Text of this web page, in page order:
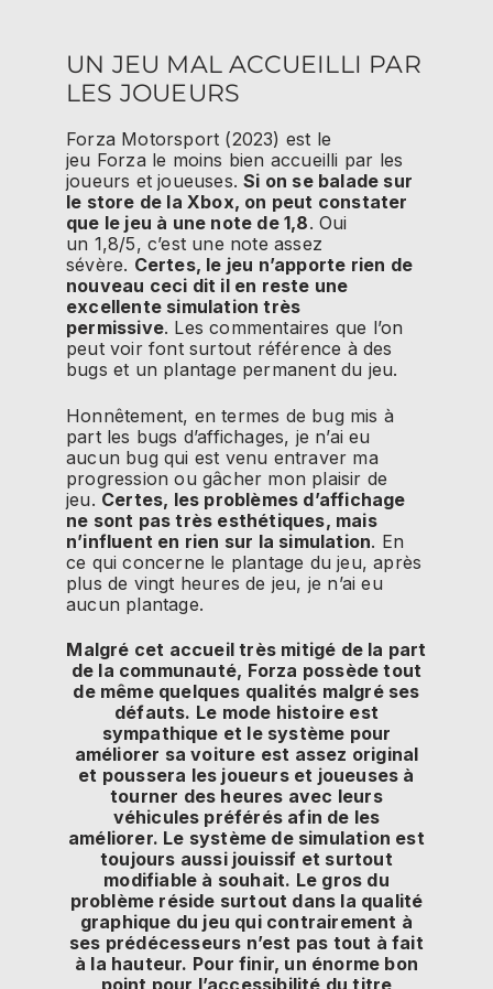
UN JEU MAL ACCUEILLI PAR
LES JOUEURS
Forza Motorsport (2023) est le
jeu Forza le moins bien accueilli par les
joueurs et joueuses. Si on se balade sur
le store de la Xbox, on peut constater
que le jeu à une note de 1,8. Oui
un 1,8/5, c’est une note assez
sévère. Certes, le jeu n’apporte rien de
nouveau ceci dit il en reste une
excellente simulation très
permissive. Les commentaires que l’on
peut voir font surtout référence à des
bugs et un plantage permanent du jeu.
Honnêtement, en termes de bug mis à
part les bugs d’affichages, je n’ai eu
aucun bug qui est venu entraver ma
progression ou gâcher mon plaisir de
jeu. Certes, les problèmes d’affichage
ne sont pas très esthétiques, mais
n’influent en rien sur la simulation. En
ce qui concerne le plantage du jeu, après
plus de vingt heures de jeu, je n’ai eu
aucun plantage.
Malgré cet accueil très mitigé de la part
de la communauté, Forza possède tout
de même quelques qualités malgré ses
défauts. Le mode histoire est
sympathique et le système pour
améliorer sa voiture est assez original
et poussera les joueurs et joueuses à
tourner des heures avec leurs
véhicules préférés afin de les
améliorer. Le système de simulation est
toujours aussi jouissif et surtout
modifiable à souhait. Le gros du
problème réside surtout dans la qualité
graphique du jeu qui contrairement à
ses prédécesseurs n’est pas tout à fait
à la hauteur. Pour finir, un énorme bon